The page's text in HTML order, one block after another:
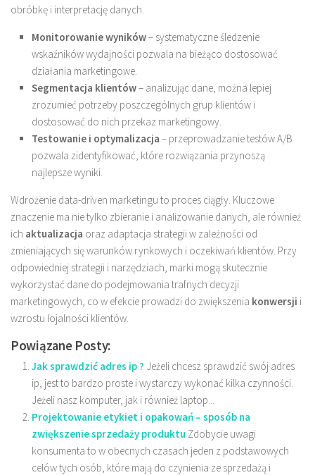
obróbkę i interpretację danych.
Monitorowanie wyników– systematyczne śledzenie
wskaźników wydajności pozwala na bieżąco dostosować
działania marketingowe.
Segmentacja klientów– analizując dane, można lepiej
zrozumieć potrzeby poszczególnych grup klientów i
dostosować do nich przekaz marketingowy.
Testowanie i optymalizacja – przeprowadzanie testów A/B
pozwala zidentyfikować, które rozwiązania przynoszą
najlepsze wyniki.
Wdrożenie data-driven marketingu to proces ciągły. Kluczowe
znaczenie ma nie tylko zbieranie i analizowanie danych, ale również
ich aktualizacja oraz adaptacja strategii w zależności od
zmieniających się warunków rynkowych i oczekiwań klientów. Przy
odpowiedniej strategii i narzędziach, marki mogą skutecznie
wykorzystać dane do podejmowania trafnych decyzji
marketingowych, co w efekcie prowadzi do zwiększenia konwersji i
wzrostu lojalności klientów.
Powiązane Posty:
Jak sprawdzić adres ip ? Jeżeli chcesz sprawdzić swój adres
ip, jest to bardzo proste i wystarczy wykonać kilka czynności.
Jeżeli nasz komputer, jak i również laptop...
Projektowanie etykiet i opakowań – sposób na
zwiększenie sprzedaży produktu Zdobycie uwagi
konsumenta to w obecnych czasach jeden z podstawowych
celów tych osób, które mają do czynienia ze sprzedażą i